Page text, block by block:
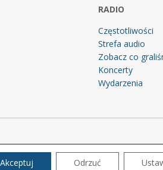
RADIO
Częstotliwości
Strefa audio
Zobacz co
Koncerty
Wydarzenia
Akceptuj Odrzuć